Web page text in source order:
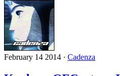
February 14 2014 · Cadenza